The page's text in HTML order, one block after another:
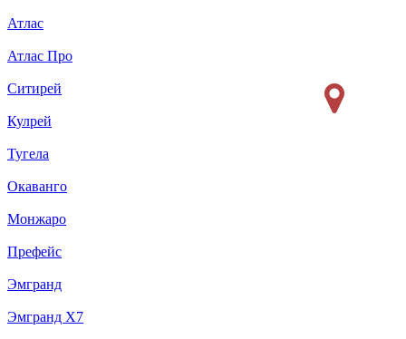
Атлас
Атлас Про
Ситирей
Кулрей
Тугела
Окаванго
Монжаро
Префейс
Эмгранд
Эмгранд Х7